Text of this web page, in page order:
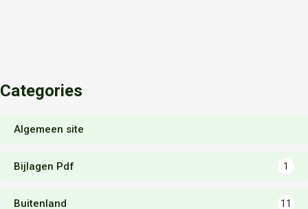
Categories
Algemeen site
Bijlagen Pdf 1
Buitenland 11